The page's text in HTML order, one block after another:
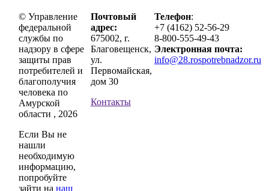
© Управление
федеральной
службы по
надзору в сфере
защиты прав
потребителей и
благополучия
человека по
Амурской
области , 2026
Если Вы не
нашли
необходимую
информацию,
попробуйте
зайти на наш
Почтовый
адрес:
675002, г.
Благовещенск,
ул.
Первомайская,
дом 30
Контакты
Телефон:
+7 (4162) 52-56-29
8-800-555-49-43
Электронная почта:
info@28.rospotrebnadzor.ru